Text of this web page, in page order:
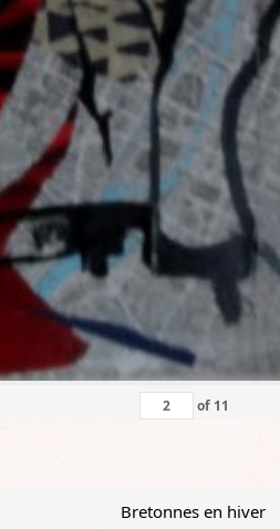
of 11
Bretonnes en hiver